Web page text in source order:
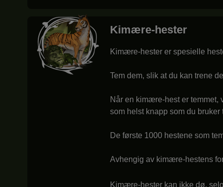
Kimære-hester
Kimære-hester er spesielle
Tem dem, slik at du kan trene
Når en kimære-hest er temmet,
som helst knapp som du
De første 1000 hestene som
Avhengig av kimære-hestens
Kimære-hester kan ikke dø,